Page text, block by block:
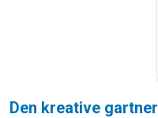
Den kreative gartner